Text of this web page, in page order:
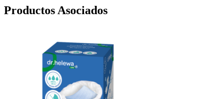
Productos Asociados